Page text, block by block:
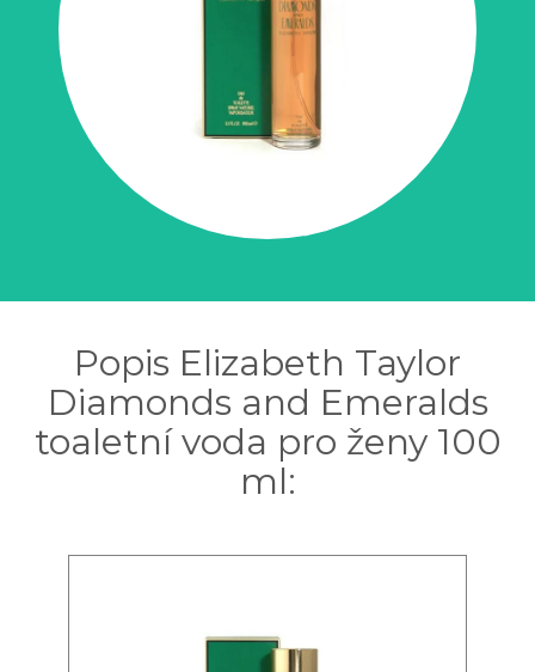
Popis Elizabeth Taylor
Diamonds and Emeralds
toaletní voda pro ženy 100
ml: